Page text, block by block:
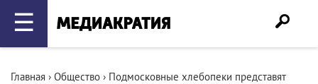
☰
Главная › Общество › Подмосковные хлебопеки представят